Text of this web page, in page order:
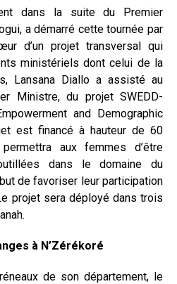
dans la suite du Premier
a démarré cette tournée par
d’un projet transversal qui
ministériels dont celui de la
Lansana Diallo a assisté au
Ministre, du projet SWEDD-
and Demographic
est financé à hauteur de 60
aux femmes d’être
dans le domaine du
de favoriser leur participation
projet sera déployé dans trois
à N’Zérékoré
de son département, le